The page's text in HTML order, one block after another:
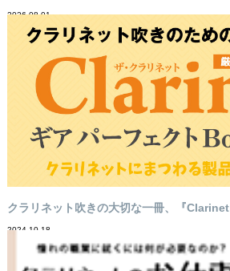
2026-08-01
クラリネット吹きの大切な一冊、『Clarinet
2024-10-18